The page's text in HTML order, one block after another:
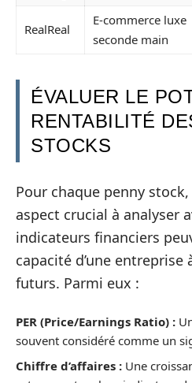
RealReal
E-commerce luxe
seconde main
ÉVALUER LE
RENTABILITÉ
STOCKS
Pour chaque penny stock,
aspect crucial à analyser
indicateurs financiers
capacité d’une
futurs. Parmi eux :
PER (Price/Earnings Ratio) :
souvent considéré comme un
Chiffre d’affaires : Une